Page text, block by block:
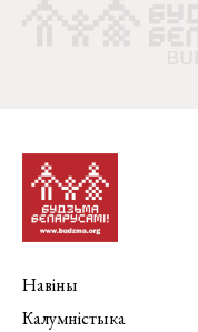
Навіны
Калумністыка